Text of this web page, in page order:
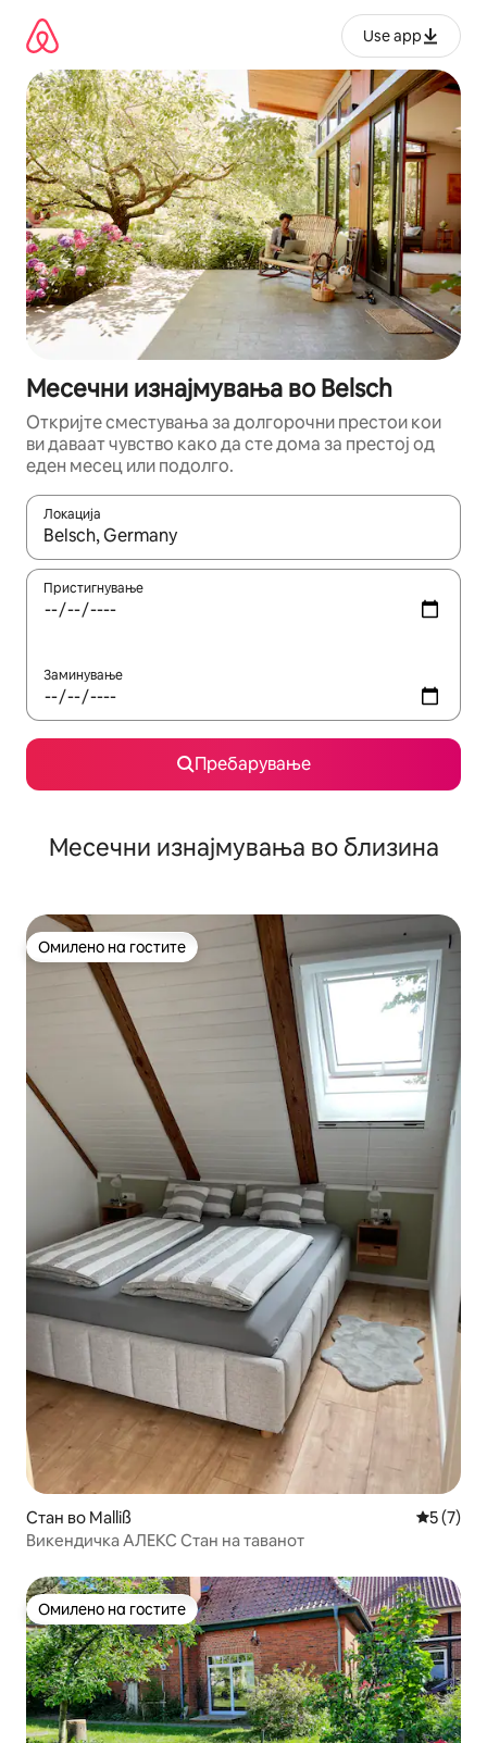
содржина
Use app
Месечни изнајмувања во Belsch
Откријте сместувања за долгорочни престои кои
ви даваат чувство како да сте дома за престој од
еден месец или подолго.
Локација
Кога резултатите се достапни, движете се со копчињата
Пристигнување
Заминување
Пребарување
Месечни изнајмувања во близина
Омилено на гостите
Омилено на гостите
Стан во Malliß
5 (7)
Викендичка АЛЕКС Стан на таванот
Омилено на гостите
Омилено на гостите